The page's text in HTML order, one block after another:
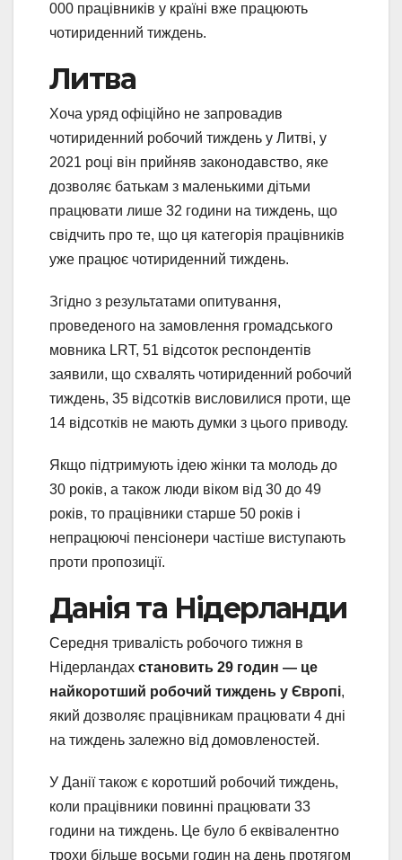
000 працівників у країні вже працюють
чотириденний тиждень.
Литва
Хоча уряд офіційно не запровадив
чотириденний робочий тиждень у Литві, у
2021 році він прийняв законодавство, яке
дозволяє батькам з маленькими дітьми
працювати лише 32 години на тиждень, що
свідчить про те, що ця категорія працівників
уже працює чотириденний тиждень.
Згідно з результатами опитування,
проведеного на замовлення громадського
мовника LRT, 51 відсоток респондентів
заявили, що схвалять чотириденний робочий
тиждень, 35 відсотків висловилися проти, ще
14 відсотків не мають думки з цього приводу.
Якщо підтримують ідею жінки та молодь до
30 років, а також люди віком від 30 до 49
років, то працівники старше 50 років і
непрацюючі пенсіонери частіше виступають
проти пропозиції.
Данія та Нідерланди
Середня тривалість робочого тижня в
Нідерландах становить 29 годин — це
найкоротший робочий тиждень у Європі,
який дозволяє працівникам працювати 4 дні
на тиждень залежно від домовленостей.
У Данії також є коротший робочий тиждень,
коли працівники повинні працювати 33
години на тиждень. Це було б еквівалентно
трохи більше восьми годин на день протягом